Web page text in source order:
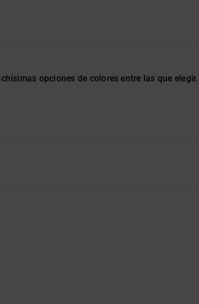
opciones de colores entre las que elegir.